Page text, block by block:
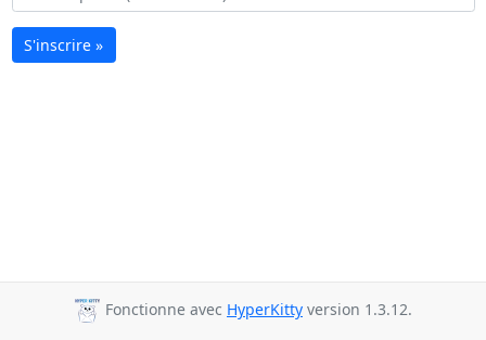
S'inscrire »
Fonctionne avec HyperKitty version 1.3.12.